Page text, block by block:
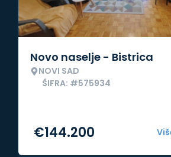
Novo naselje - Bistrica
NOVI SAD
ŠIFRA: #575934
€144.200